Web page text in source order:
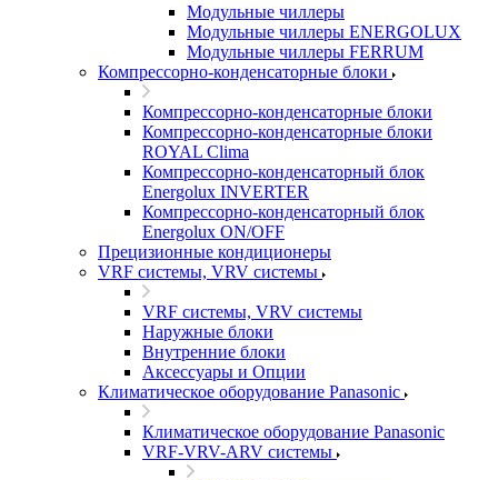
Модульные чиллеры
Модульные чиллеры ENERGOLUX
Модульные чиллеры FERRUM
Компрессорно-конденсаторные блоки
Компрессорно-конденсаторные блоки
Компрессорно-конденсаторные блоки
ROYAL Clima
Компрессорно-конденсаторный блок
Energolux INVERTER
Компрессорно-конденсаторный блок
Energolux ON/OFF
Прецизионные кондиционеры
VRF системы, VRV системы
VRF системы, VRV системы
Наружные блоки
Внутренние блоки
Аксессуары и Опции
Климатическое оборудование Panasonic
Климатическое оборудование Panasonic
VRF-VRV-ARV системы